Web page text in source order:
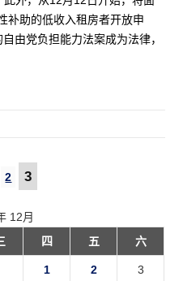
补助的低收入租房者开放申
由党负担能力法案成为法律，
2 3
12月
四 五 六
1 2 3